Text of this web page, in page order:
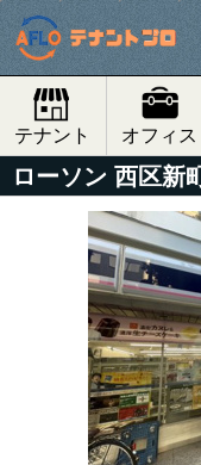
テナント オフィス
ローソン 西区新